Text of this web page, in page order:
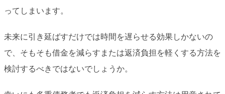
ってしまいます。
未来に引き延ばすだけでは時間を遅らせる効果しかないの
で、そもそも借金を減らすまたは返済負担を軽くする方法を
検討するべきではないでしょうか。